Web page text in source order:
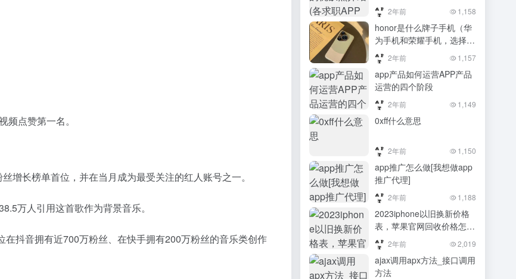
点赞第一名。
长榜单首位，并在当月成为最受关注的红人账号之一。
万人引用这首歌作为背景音乐。
抖音拥有近700万粉丝、在快手拥有200万粉丝的音乐类创作
2年前 1,158
honor是什么牌子手机（华
为手机和荣耀手机，选择哪
个更好？）华为手机和荣耀
手机，选择哪个更好？
2年前 1,157
app产品如何运营APP产品
运营的四个阶段
2年前 1,149
0xff什么意思
2年前 1,150
app推广怎么做[我想做app
推广代理]
2年前 1,188
2023iphone以旧换新价格
表，苹果官网回收价格怎么
样 2年前 2,019
ajax调用apx方法_接口调用
方法